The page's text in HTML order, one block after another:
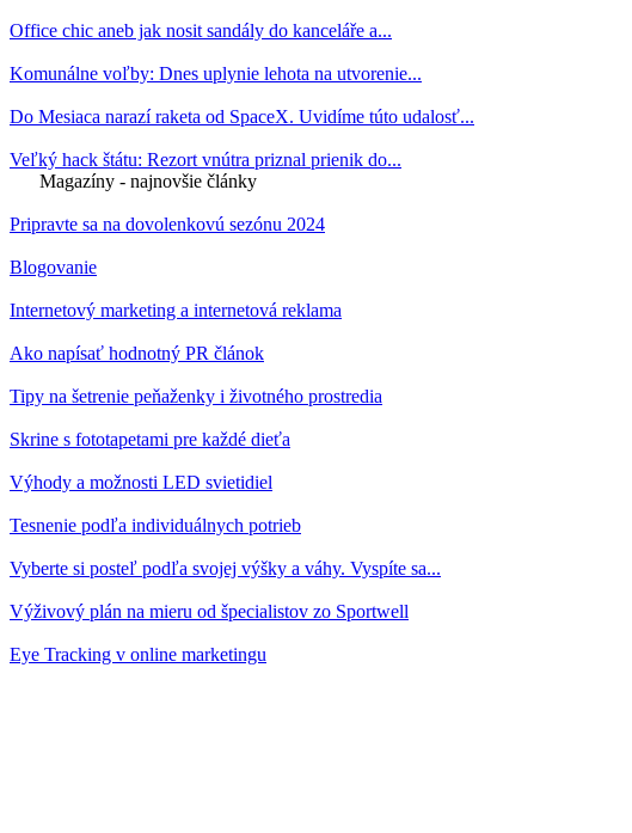
Office chic aneb jak nosit sandály do kanceláře a...
Komunálne voľby: Dnes uplynie lehota na utvorenie...
Do Mesiaca narazí raketa od SpaceX. Uvidíme túto udalosť...
Veľký hack štátu: Rezort vnútra priznal prienik do...
Magazíny - najnovšie články
Pripravte sa na dovolenkovú sezónu 2024
Blogovanie
Internetový marketing a internetová reklama
Ako napísať hodnotný PR článok
Tipy na šetrenie peňaženky i životného prostredia
Skrine s fototapetami pre každé dieťa
Výhody a možnosti LED svietidiel
Tesnenie podľa individuálnych potrieb
Vyberte si posteľ podľa svojej výšky a váhy. Vyspíte sa...
Výživový plán na mieru od špecialistov zo Sportwell
Eye Tracking v online marketingu